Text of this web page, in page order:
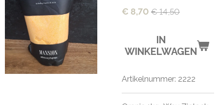
€ 8,70 € 14,50
IN
WINKELWAGEN
Artikelnummer: 2222